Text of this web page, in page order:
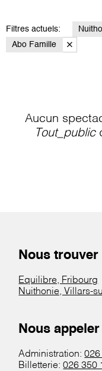
Filtres actuels:
Abo Famille
Aucun
Tout_public
Nous trouver
Equilibre, Fribourg
Nuithonie, Villars-
Nous appeler
Administration:026
Billetterie:026 350